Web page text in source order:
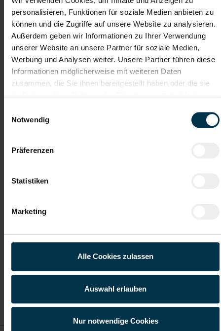
personalisieren, Funktionen für soziale Medien anbieten zu
können und die Zugriffe auf unsere Website zu analysieren.
Außerdem geben wir Informationen zu Ihrer Verwendung
unserer Website an unsere Partner für soziale Medien,
Werbung und Analysen weiter. Unsere Partner führen diese
Informationen möglicherweise mit weiteren Daten
zusammen, die Sie ihnen bereitgestellt haben oder die sie
Notwendig
Präferenzen
Statistiken
Marketing
Alle Cookies zulassen
Auswahl erlauben
Nur notwendige Cookies
Karriere-Coaching mit der
besten Jobberatung
Zahlreiche Stellenangebote
in der regionalen Wirtschaft
mit nur 1 Bewerbung
Soziale Absicherung durch
TTI-Betriebsrat und
Fairnessabkommen
Tolle Aus- und
Weiterbildungsangebote
sowie Aufstiegsmöglichkeiten
Kremsmünster
anzeigen